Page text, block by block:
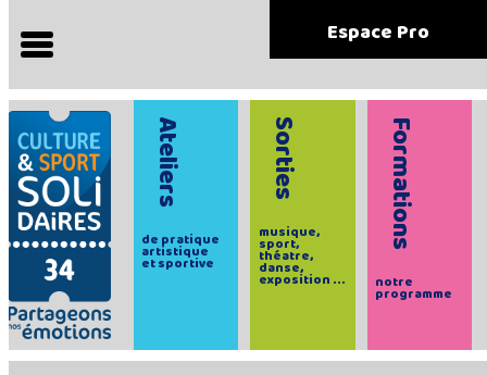
Espace Pro
Ateliers
de pratique
artistique
et sportive
Sorties
musique,
sport,
théatre,
danse,
exposition ...
Formations
notre
programme